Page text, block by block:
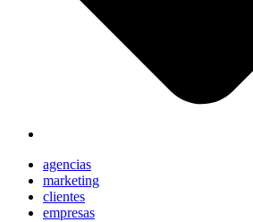
agencias
marketing
clientes
empresas